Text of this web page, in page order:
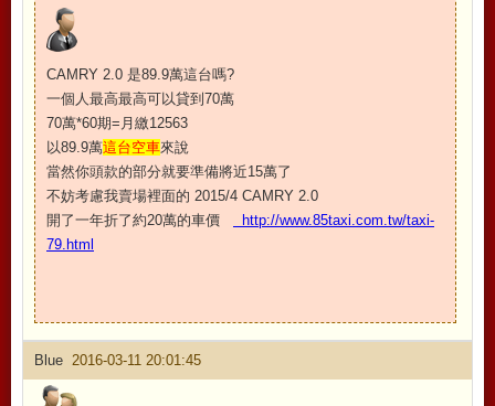
CAMRY 2.0 是89.9萬這台嗎?
一個人最高最高可以貸到70萬
70萬*60期=月繳12563
以89.9萬這台空車來說
當然你頭款的部分就要準備將近15萬了
不妨考慮我賣場裡面的 2015/4 CAMRY 2.0
開了一年折了約20萬的車價
http://www.85taxi.com.tw/taxi-
79.html
Blue 2016-03-11 20:01:45